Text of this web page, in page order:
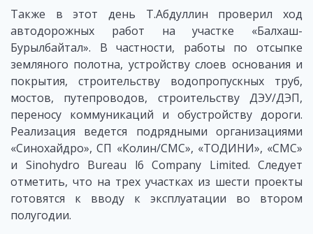
Также в этот день Т.Абдуллин проверил ход
автодорожных работ на участке «Балхаш-
Бурылбайтал». В частности, работы по отсыпке
земляного полотна, устройству слоев основания и
покрытия, строительству водопропускных труб,
мостов, путепроводов, строительству ДЭУ/ДЭП,
переносу коммуникаций и обустройству дороги.
Реализация ведется подрядными организациями
«Синохайдро», СП «Колин/СМС», «ТОДИНИ», «СМС»
и Sinohydro Bureau l6 Company Limited. Следует
отметить, что на трех участках из шести проекты
готовятся к вводу к эксплуатации во втором
полугодии.